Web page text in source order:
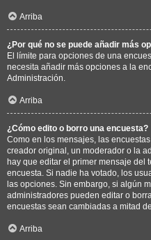
Arriba
¿Por qué no se puede añadir más
El límite para opciones de una
necesita añadir más opciones a la
Administración.
Arriba
¿Cómo edito o borro una encuesta?
Como en los mensajes, las
creador original, un moderador o la
hay que editar el primer mensaje del
encuesta. Si nadie ha votado, los
las opciones. Sin embargo, si algún
administradores pueden editar o
encuestas sean cambiadas a mitad
Arriba